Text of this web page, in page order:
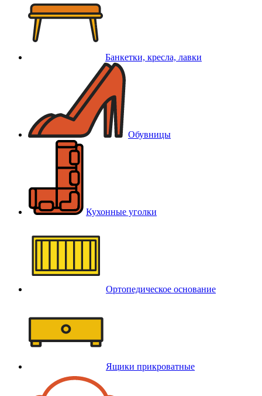
Банкетки, кресла, лавки
Обувницы
Кухонные уголки
Ортопедическое основание
Ящики прикроватные